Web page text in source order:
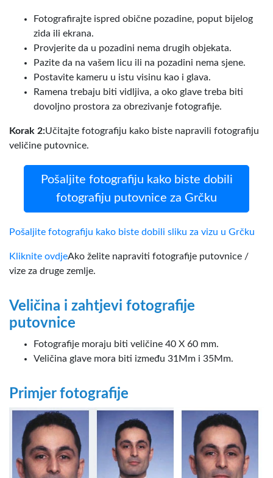
Fotografirajte ispred obične pozadine, poput bijelog
zida ili ekrana.
Provjerite da u pozadini nema drugih objekata.
Pazite da na vašem licu ili na pozadini nema sjene.
Postavite kameru u istu visinu kao i glava.
Ramena trebaju biti vidljiva, a oko glave treba biti
dovoljno prostora za obrezivanje fotografije.
Korak 2:Učitajte fotografiju kako biste napravili fotografiju
veličine putovnice.
Pošaljite fotografiju kako biste dobili
fotografiju putovnice za Grčku
Pošaljite fotografiju kako biste dobili sliku za vizu u Grčku
Kliknite ovdjeAko želite napraviti fotografije putovnice /
vize za druge zemlje.
Veličina i zahtjevi fotografije
putovnice
Fotografije moraju biti veličine 40 X 60 mm.
Veličina glave mora biti između 31 Mm i 35Mm.
Primjer fotografije